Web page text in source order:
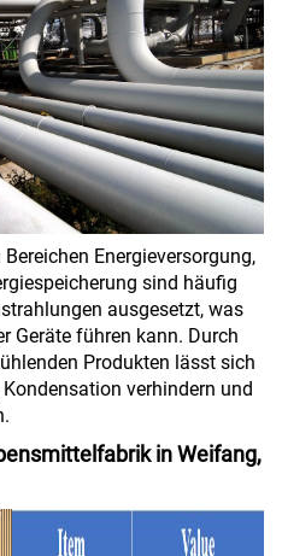
Energieversorgung,
sind häufig
ausgesetzt, was
Geräte führen kann. Durch
Produkten lässt sich
verhindern und
in Weifang,